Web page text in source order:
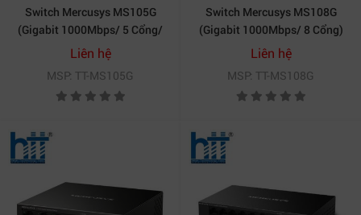
Switch Mercusys MS105G
(Gigabit 1000Mbps/ 5 Cổng/
Vỏ Nhựa)
Liên hệ
MSP: TT-MS105G
Switch Mercusys MS108G
(Gigabit 1000Mbps/ 8 Cổng)
Liên hệ
MSP: TT-MS108G